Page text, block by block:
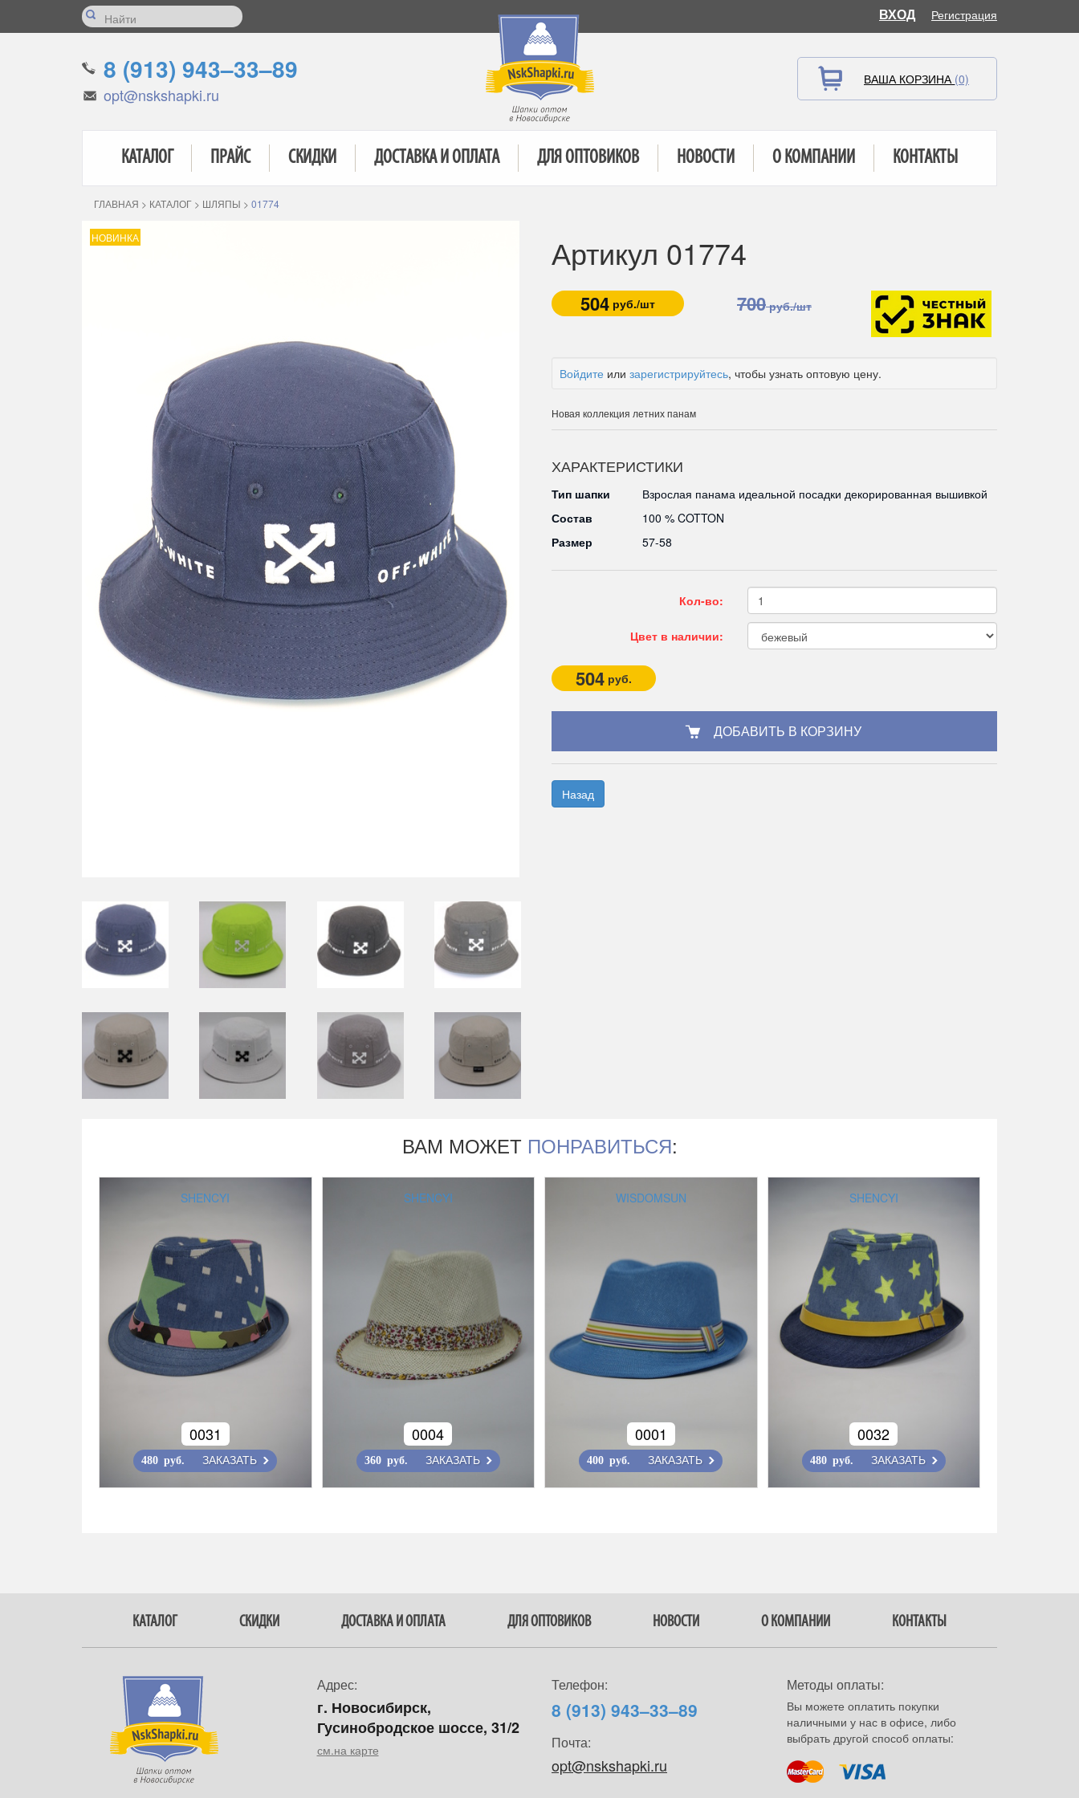
ВХОД Регистрация
8 (913) 943–33–89
opt@nskshapki.ru
ВАША КОРЗИНА (0)
КАТАЛОГ ПРАЙС СКИДКИ ДОСТАВКА И ОПЛАТА ДЛЯ ОПТОВИКОВ НОВОСТИ О КОМПАНИИ КОНТАКТЫ
ГЛАВНАЯ > КАТАЛОГ > ШЛЯПЫ > 01774
НОВИНКА Артикул 01774
504 руб./шт 700руб./шт
Войдите или зарегистрируйтесь, чтобы узнать оптовую цену.
Новая коллекция летних панам
ХАРАКТЕРИСТИКИ
Тип шапки
Взрослая панама идеальной посадки декорированная вышивкой
Состав
100 % COTTON
Размер
57-58
Кол-во:
Цвет в наличии:
504 руб.
Назад
ВАМ МОЖЕТ ПОНРАВИТЬСЯ:
SHENCYI
0031
480 руб. ЗАКАЗАТЬ
SHENCYI
0004
360 руб. ЗАКАЗАТЬ
WISDOMSUN
0001
400 руб. ЗАКАЗАТЬ
SHENCYI
0032
480 руб. ЗАКАЗАТЬ
КАТАЛОГ СКИДКИ ДОСТАВКА И ОПЛАТА ДЛЯ ОПТОВИКОВ НОВОСТИ О КОМПАНИИ КОНТАКТЫ
Адрес:
г. Новосибирск,
Гусинобродское шоссе, 31/2
см.на карте
Телефон:
8 (913) 943–33–89
Почта:
opt@nskshapki.ru
Методы оплаты:
Вы можете оплатить покупки
наличными у нас в офисе, либо
выбрать другой способ оплаты: